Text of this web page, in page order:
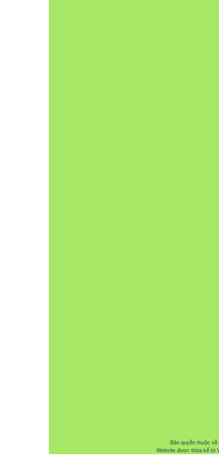
Bản quyền thuộc
Website được thừa kế từ